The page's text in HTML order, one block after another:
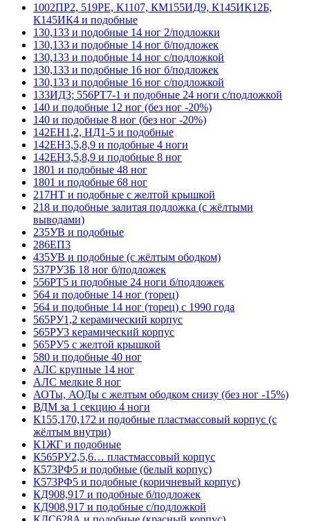
1002ПР2, 519РЕ, К1107, КМ155ИД9, К145ИК12Б,
К145ИК4 и подобные
130,133 и подобные 14 ног 2/подложки
130,133 и подобные 14 ног б/подложек
130,133 и подобные 14 ног с/подложкой
130,133 и подобные 16 ног б/подложек
130,133 и подобные 16 ног с/подложкой
133ИД3; 556РТ7-1 и подобные 24 ноги с/подложкой
140 и подобные 12 ног (без ног -20%)
140 и подобные 8 ног (без ног -20%)
142ЕН1,2, НД1-5 и подобные
142ЕН3,5,8,9 и подобные 4 ноги
142ЕН3,5,8,9 и подобные 8 ног
1801 и подобные 48 ног
1801 и подобные 68 ног
217НТ и подобные с желтой крышкой
218 и подобные залитая подложка (с жёлтыми
выводами)
235УВ и подобные
286ЕП3
435УВ и подобные (с жёлтым ободком)
537РУ3Б 18 ног б/подложек
556РТ5 и подобные 24 ноги б/подложек
564 и подобные 14 ног (торец)
564 и подобные 14 ног (торец) с 1990 года
565РУ1,2 керамический корпус
565РУ3 керамический корпус
565РУ5 с желтой крышкой
580 и подобные 40 ног
АЛС крупные 14 ног
АЛС мелкие 8 ног
АОТы, АОДы с желтым ободком снизу (без ног -15%)
ВДМ за 1 секцию 4 ноги
К155,170,172 и подобные пластмассовый корпус (с
жёлтым внутри)
К1ЖГ и подобные
К565РУ2,5,6… пластмассовый корпус
К573РФ5 и подобные (белый корпус)
К573РФ5 и подобные (коричневый корпус)
КД908,917 и подобные б/подложек
КД908,917 и подобные с/подложкой